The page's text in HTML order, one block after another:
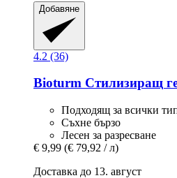
Добавяне
4.2 (36)
Bioturm Стилизиращ
Подходящ за всички
Съхне бързо
Лесен за разресване
€ 9,99 (€ 79,92 / л)
Доставка до 13. август